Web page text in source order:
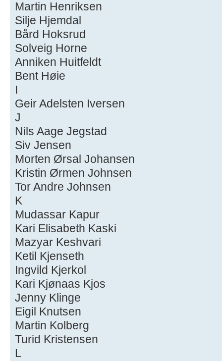
Martin Henriksen
Silje Hjemdal
Bård Hoksrud
Solveig Horne
Anniken Huitfeldt
Bent Høie
I
Geir Adelsten Iversen
J
Nils Aage Jegstad
Siv Jensen
Morten Ørsal Johansen
Kristin Ørmen Johnsen
Tor Andre Johnsen
K
Mudassar Kapur
Kari Elisabeth Kaski
Mazyar Keshvari
Ketil Kjenseth
Ingvild Kjerkol
Kari Kjønaas Kjos
Jenny Klinge
Eigil Knutsen
Martin Kolberg
Turid Kristensen
L